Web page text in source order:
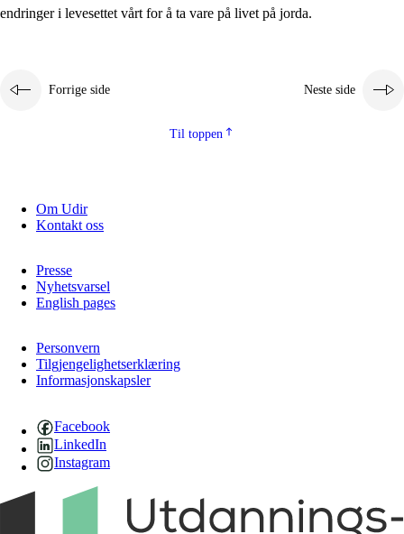
1.5 Respekt for naturen og miljøbevissthet
endringer i levesettet vårt for å ta vare på livet på jorda.
Forrige side Neste side
Til toppen
Om Udir
Kontakt oss
Presse
Nyhetsvarsel
English pages
Personvern
Tilgjengelighetserklæring
Informasjonskapsler
Facebook
LinkedIn
Instagram